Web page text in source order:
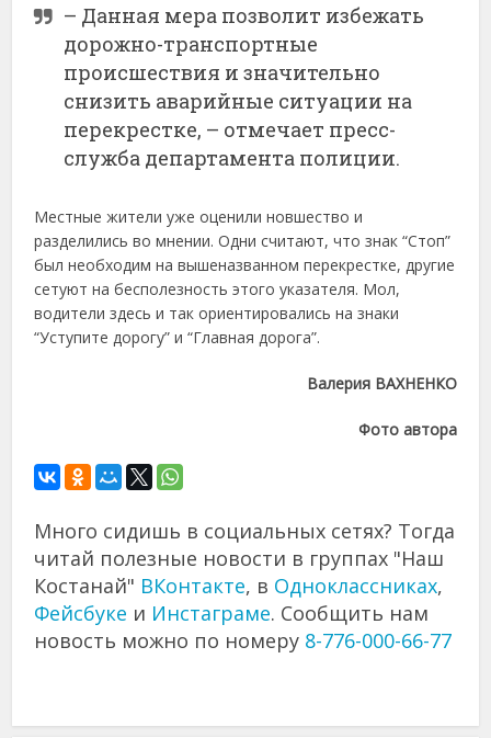
– Данная мера позволит избежать
дорожно-транспортные
происшествия и значительно
снизить аварийные ситуации на
перекрестке, – отмечает пресс-
служба департамента полиции.
Местные жители уже оценили новшество и
разделились во мнении. Одни считают, что знак “Стоп”
был необходим на вышеназванном перекрестке, другие
сетуют на бесполезность этого указателя. Мол,
водители здесь и так ориентировались на знаки
“Уступите дорогу” и “Главная дорога”.
Валерия ВАХНЕНКО
Фото автора
Много сидишь в социальных сетях? Тогда
читай полезные новости в группах "Наш
Костанай" ВКонтакте, в Одноклассниках,
Фейсбуке и Инстаграме. Сообщить нам
новость можно по номеру 8-776-000-66-77